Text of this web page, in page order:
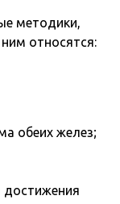
методики,
относятся:
обеих желез;
достижения